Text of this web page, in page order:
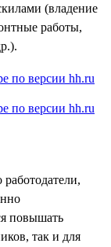
(владение
работы,
работодатели,
повышать
так и для